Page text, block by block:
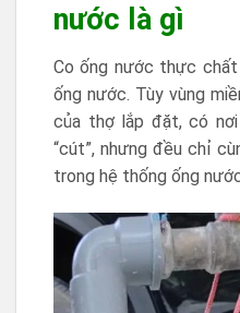
nước là gì
Co ống nước thực
ống nước. Tùy vùng
của thợ lắp đặt, có
“cút”, nhưng đều chỉ
trong hệ thống ống